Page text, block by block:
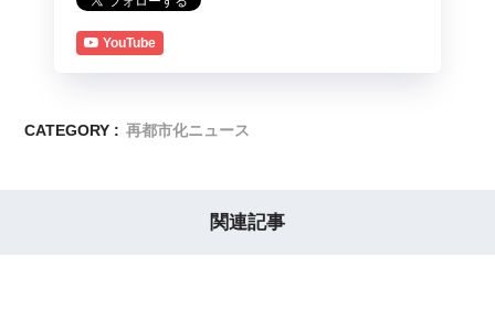
YouTube
CATEGORY : 再都市化ニュース
関連記事